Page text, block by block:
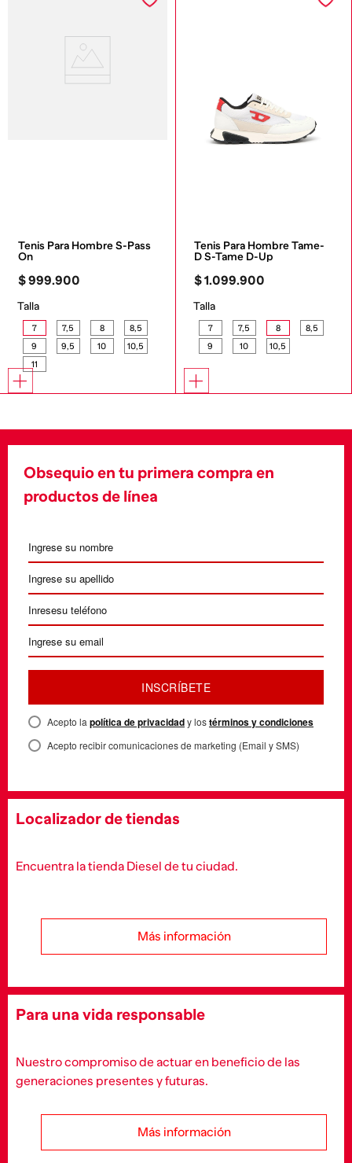
Tenis Para Hombre S-Pass
On
$999.900
Talla
7 7,5 8
8,5
9
9,5 10
10,5
11
Tenis Para Hombre Tame-
D S-Tame D-Up
$1.099.900
Talla
7 7,5 8
8,5
9
10 10,5
Obsequio en tu primera compra en
productos de línea
INSCRÍBETE
Acepto la política de privacidady lostérminos y condiciones
Acepto recibir comunicaciones de marketing (Email y SMS)
Localizador de tiendas
Encuentra la tienda Diesel de tu ciudad.
Más información
Para una vida responsable
Nuestro compromiso de actuar en beneficio de las
generaciones presentes y futuras.
Más información